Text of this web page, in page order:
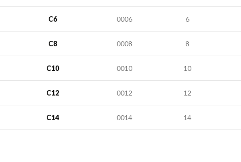
C6 0006 6
C8 0008 8
C10 0010 10
C12 0012 12
C14 0014 14